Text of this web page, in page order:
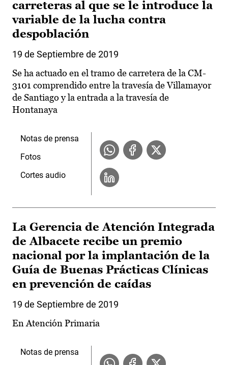
carreteras al que se le introduce la
variable de la lucha contra
despoblación
19 de Septiembre de 2019
Se ha actuado en el tramo de carretera de la CM-
3101 comprendido entre la travesía de Villamayor
de Santiago y la entrada a la travesía de
Hontanaya
Notas de prensa
Fotos
Cortes audio
La Gerencia de Atención Integrada
de Albacete recibe un premio
nacional por la implantación de la
Guía de Buenas Prácticas Clínicas
en prevención de caídas
19 de Septiembre de 2019
En Atención Primaria
Notas de prensa